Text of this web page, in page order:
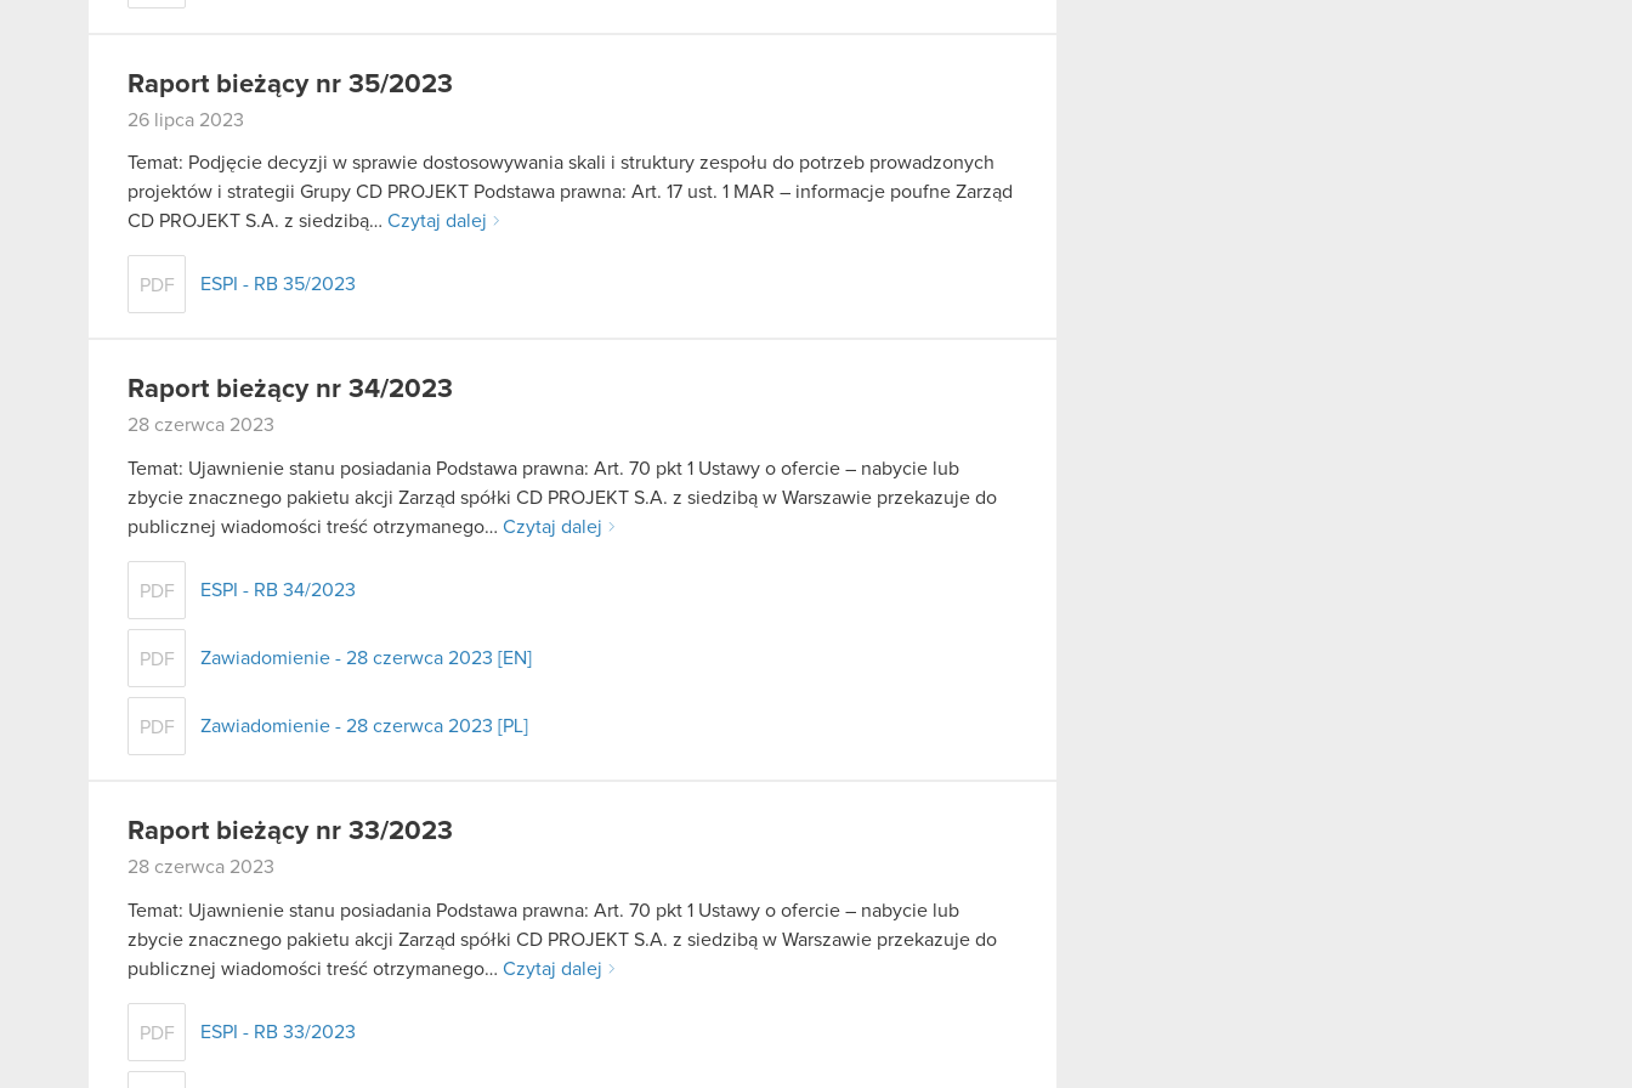
Raport bieżący nr 35/2023
26 lipca 2023
Temat: Podjęcie decyzji w sprawie dostosowywania skali i struktury zespołu do potrzeb prowadzonych
projektów i strategii Grupy CD PROJEKT Podstawa prawna: Art. 17 ust. 1 MAR – informacje poufne Zarząd
CD PROJEKT S.A. z siedzibą… Czytaj dalej
PDF ESPI - RB 35/2023
Raport bieżący nr 34/2023
28 czerwca 2023
Temat: Ujawnienie stanu posiadania Podstawa prawna: Art. 70 pkt 1 Ustawy o ofercie – nabycie lub
zbycie znacznego pakietu akcji Zarząd spółki CD PROJEKT S.A. z siedzibą w Warszawie przekazuje do
publicznej wiadomości treść otrzymanego… Czytaj dalej
PDF ESPI - RB 34/2023
PDF Zawiadomienie - 28 czerwca 2023 [EN]
PDF Zawiadomienie - 28 czerwca 2023 [PL]
Raport bieżący nr 33/2023
28 czerwca 2023
Temat: Ujawnienie stanu posiadania Podstawa prawna: Art. 70 pkt 1 Ustawy o ofercie – nabycie lub
zbycie znacznego pakietu akcji Zarząd spółki CD PROJEKT S.A. z siedzibą w Warszawie przekazuje do
publicznej wiadomości treść otrzymanego… Czytaj dalej
PDF ESPI - RB 33/2023